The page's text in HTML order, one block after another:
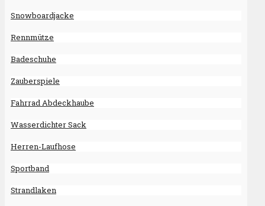
Snowboardjacke
Rennmütze
Badeschuhe
Zauberspiele
Fahrrad Abdeckhaube
Wasserdichter Sack
Herren-Laufhose
Sportband
Strandlaken